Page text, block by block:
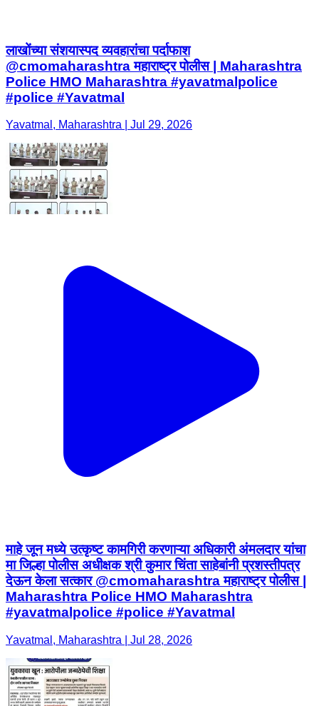
लाखोंच्या संशयास्पद व्यवहारांचा पर्दाफाश
@cmomaharashtra महाराष्ट्र पोलीस | Maharashtra
Police HMO Maharashtra #yavatmalpolice
#police #Yavatmal
Yavatmal, Maharashtra | Jul 29, 2026
माहे जून मध्ये उत्कृष्ट कामगिरी करणाऱ्या अधिकारी अंमलदार यांचा
मा जिल्हा पोलीस अधीक्षक श्री कुमार चिंता साहेबांनी प्रशस्तीपत्र
देऊन केला सत्कार @cmomaharashtra महाराष्ट्र पोलीस |
Maharashtra Police HMO Maharashtra
#yavatmalpolice #police #Yavatmal
Yavatmal, Maharashtra | Jul 28, 2026